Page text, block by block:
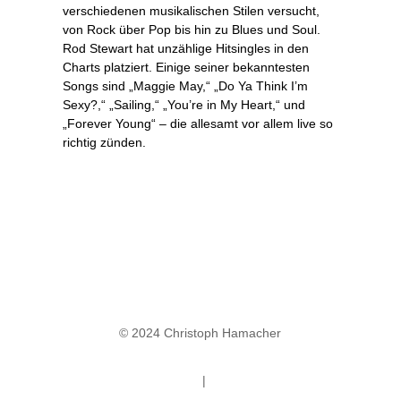
verschiedenen musikalischen Stilen versucht,
von Rock über Pop bis hin zu Blues und Soul.
Rod Stewart hat unzählige Hitsingles in den
Charts platziert. Einige seiner bekanntesten
Songs sind „Maggie May,“ „Do Ya Think I’m
Sexy?,“ „Sailing,“ „You’re in My Heart,“ und
„Forever Young“ – die allesamt vor allem live so
richtig zünden.
© 2024 Christoph Hamacher
|